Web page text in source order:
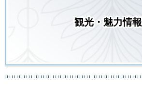
観光・魅力情報